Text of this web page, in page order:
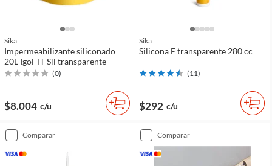
Sika
Impermeabilizante siliconado
20L Igol-H-Sil transparente
(0)
$8.004 c/u
Sika
Silicona E transparente 280 cc
(11)
$292 c/u
comparar comparar